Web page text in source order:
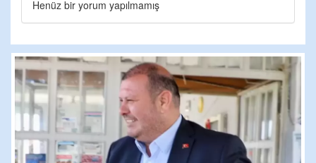
Henüz bir yorum yapılmamış